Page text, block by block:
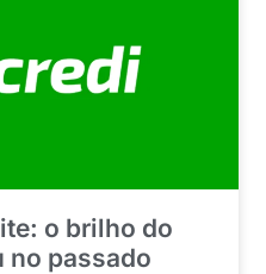
o brilho do
no passado